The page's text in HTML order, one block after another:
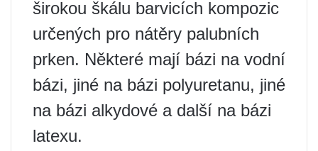
širokou škálu barvicích kompozic
určených pro nátěry palubních
prken. Některé mají bázi na vodní
bázi, jiné na bázi polyuretanu, jiné
na bázi alkydové a další na bázi
latexu.